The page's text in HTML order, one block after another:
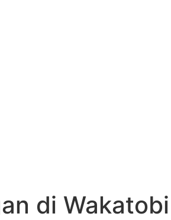
di